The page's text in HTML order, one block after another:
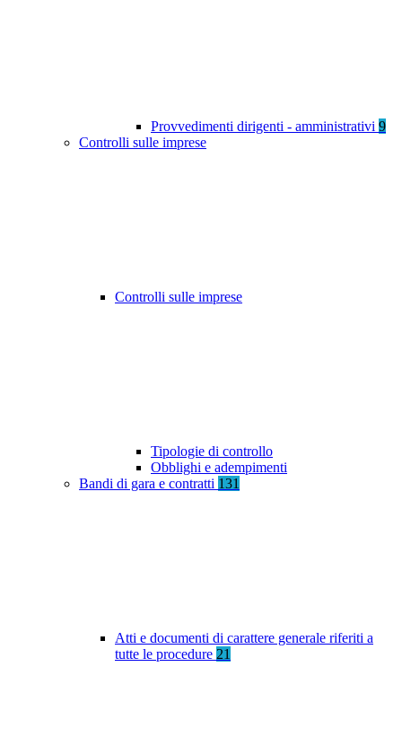
Provvedimenti dirigenti - amministrativi 9
Controlli sulle imprese
Controlli sulle imprese
Tipologie di controllo
Obblighi e adempimenti
Bandi di gara e contratti 131
Atti e documenti di carattere generale riferiti a
tutte le procedure 21